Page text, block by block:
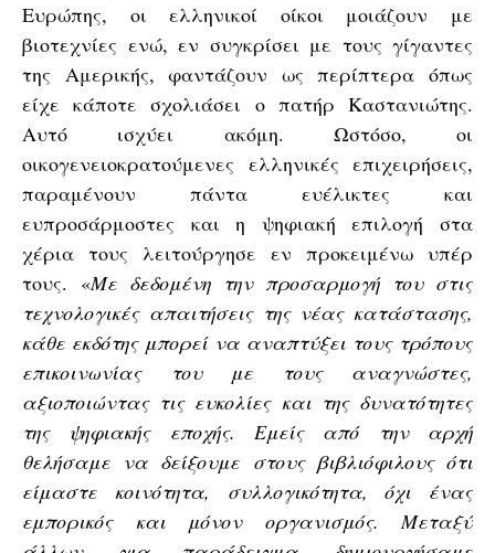
Ευρώπης, οι ελληνικοί οίκοι μοιάζουν με
βιοτεχνίες ενώ, εν συγκρίσει με τους γίγαντες
της Αμερικής, φαντάζουν ως περίπτερα όπως
είχε κάποτε σχολιάσει ο πατήρ Καστανιώτης.
Αυτό ισχύει ακόμη. Ωστόσο, οι
οικογενειοκρατούμενες ελληνικές επιχειρήσεις,
παραμένουν πάντα ευέλικτες και
ευπροσάρμοστες και η ψηφιακή επιλογή στα
χέρια τους λειτούργησε εν προκειμένω υπέρ
τους. «Με δεδομένη την προσαρμογή του στις
τεχνολογικές απαιτήσεις της νέας κατάστασης,
κάθε εκδότης μπορεί να αναπτύξει τους τρόπους
επικοινωνίας του με τους αναγνώστες,
αξιοποιώντας τις ευκολίες και της δυνατότητες
της ψηφιακής εποχής. Εμείς από την αρχή
θελήσαμε να δείξουμε στους βιβλιόφιλους ότι
είμαστε κοινότητα, συλλογικότητα, όχι ένας
εμπορικός και μόνον οργανισμός. Μεταξύ